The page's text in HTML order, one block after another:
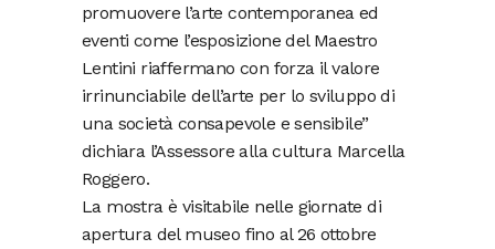
promuovere l’arte contemporanea ed
eventi come l’esposizione del Maestro
Lentini riaffermano con forza il valore
irrinunciabile dell’arte per lo sviluppo di
una società consapevole e sensibile”
dichiara l’Assessore alla cultura Marcella
Roggero.
La mostra è visitabile nelle giornate di
apertura del museo fino al 26 ottobre